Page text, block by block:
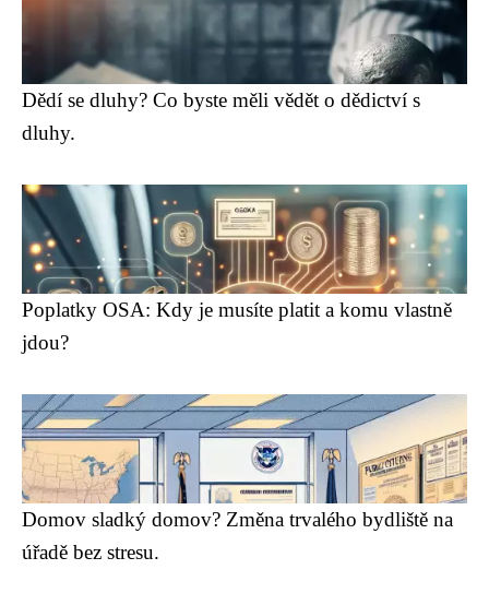
Dědí se dluhy? Co byste měli vědět o dědictví s
dluhy.
Poplatky OSA: Kdy je musíte platit a komu vlastně
jdou?
Domov sladký domov? Změna trvalého bydliště na
úřadě bez stresu.